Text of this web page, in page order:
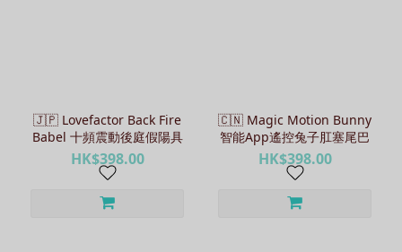
🇯🇵 Lovefactor Back Fire
Babel 十頻震動後庭假陽具
HK$398.00
🇨🇳 Magic Motion Bunny
智能App遙控兔子肛塞尾巴
HK$398.00